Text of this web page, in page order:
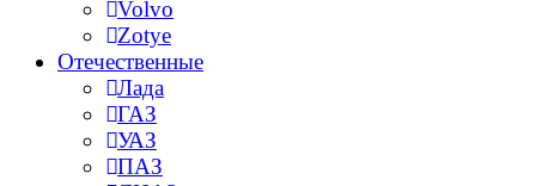
Volvo
Zotye
Отечественные
Лада
ГАЗ
УАЗ
ПАЗ